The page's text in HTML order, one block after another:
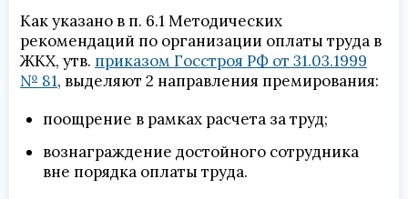
Как указано в п. 6.1 Методических
рекомендаций по организации оплаты труда в
ЖКХ, утв. приказом Госстроя РФ от 31.03.1999
№ 81, выделяют 2 направления премирования:
поощрение в рамках расчета за труд;
вознаграждение достойного сотрудника
вне порядка оплаты труда.